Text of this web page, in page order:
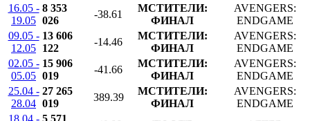
16.05 -
19.05
8 353
026
-38.61
МСТИТЕЛИ:
ФИНАЛ
AVENGERS:
ENDGAME
09.05 -
12.05
13 606
122
-14.46
МСТИТЕЛИ:
ФИНАЛ
AVENGERS:
ENDGAME
02.05 -
05.05
15 906
019
-41.66
МСТИТЕЛИ:
ФИНАЛ
AVENGERS:
ENDGAME
25.04 -
28.04
27 265
019
389.39
МСТИТЕЛИ:
ФИНАЛ
AVENGERS:
ENDGAME